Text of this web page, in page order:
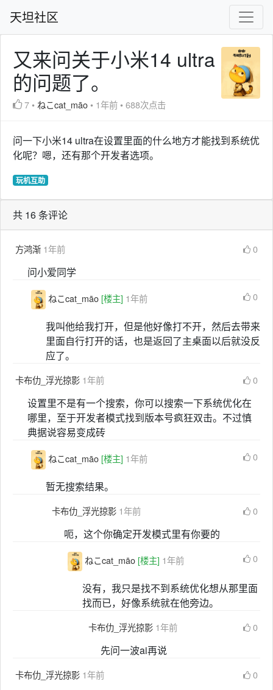
天坦社区
又来问关于小米14 ultra
的问题了。
7 • ねこcat_māo • 1年前 •688次点击
问一下小米14 ultra在设置里面的什么地方才能找到系统优
化呢？嗯，还有那个开发者选项。
玩机互助
共 16 条评论
方鸿渐 1年前 0
问小爱同学
ねこcat_māo [楼主] 1年前 0
我叫他给我打开，但是他好像打不开，然后去带来
里面自行打开的话，也是返回了主桌面以后就没反
应了。
卡布仂_浮光掠影 1年前 0
设置里不是有一个搜索，你可以搜索一下系统优化在
哪里，至于开发者模式找到版本号疯狂双击。不过慎
典据说容易变成砖
ねこcat_māo [楼主] 1年前 0
暂无搜索结果。
卡布仂_浮光掠影 1年前 0
呃，这个你确定开发模式里有你要的
ねこcat_māo [楼主] 1年前 0
没有，我只是找不到系统优化想从那里面
找而已，好像系统就在他旁边。
卡布仂_浮光掠影 1年前 0
先问一波ai再说
卡布仂_浮光掠影 1年前 0